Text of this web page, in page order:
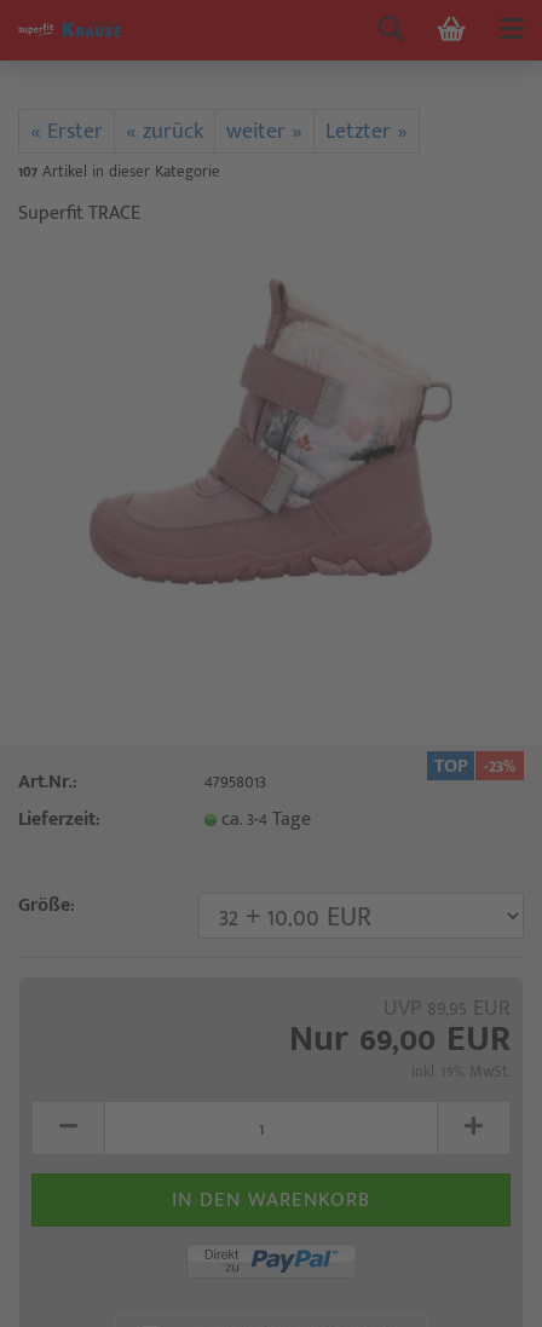
« Erster « zurück weiter » Letzter »
107Artikel in dieser Kategorie
Superfit TRACE
TOP -23%
Art.Nr.:
47958013
Lieferzeit:
ca. 3-4 Tage
Größe:
UVP 89,95 EUR
Nur 69,00 EUR
inkl. 19% MwSt.